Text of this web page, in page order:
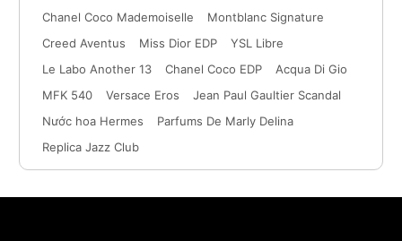
Chanel Coco Mademoiselle
Montblanc Signature
Creed Aventus
Miss Dior EDP
YSL Libre
Le Labo Another 13
Chanel Coco EDP
Acqua Di Gio
MFK 540
Versace Eros
Jean Paul Gaultier Scandal
Nước hoa Hermes
Parfums De Marly Delina
Replica Jazz Club